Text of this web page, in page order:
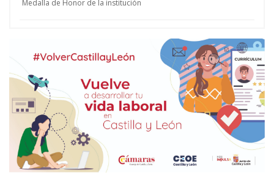
Medalla de Honor de la institución